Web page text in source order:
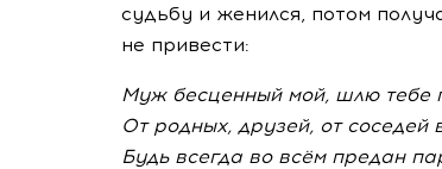
судьбу и женился, потом
не привести:
Муж бесценный мой, шлю тебе
От родных, друзей, от соседей
Будь всегда во всём предан